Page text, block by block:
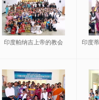
印度帕纳吉上帝的教会 印度